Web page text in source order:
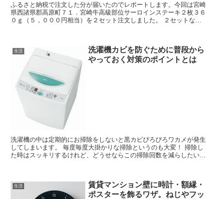
ふるさと納税で注文した分が届いたのでレポートします。今回は宮崎
県西諸県郡高原町７１．宮崎牛高級部位サーロインステーキ２枚３６
０ｇ（５，０００円相当）を２セット注文しました。 ２セットなの
生活
洗濯機カビを防ぐために普段から
やっておく対策のポイントとは
洗濯機の中は定期的にお掃除をしないと黒カビぴろぴろワカメが発生
してしまいます。 毎度毎度大掛かりな掃除というのも大変！ 掃除し
た時はスッキリするけれど、どうせならこの掃除回数を減らしたい
生活
賃貸マンション壁に時計・額縁・
ポスターを飾るワザ。ねじやフッ